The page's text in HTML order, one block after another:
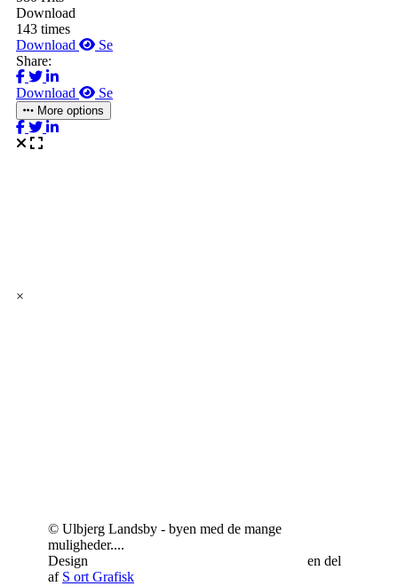
Download
143 times
Download
Se
Share:
Download Se
More options
×
© Ulbjerg Landsby - byen med de mange
muligheder....
Design
en del
af S ort Grafisk